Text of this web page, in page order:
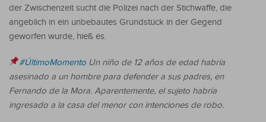
der Zwischenzeit sucht die Polizei nach der Stichwaffe, die
angeblich in ein unbebautes Grundstück in der Gegend
geworfen wurde, hieß es.
#ÚltimoMomento Un niño de 12 años de edad habría
asesinado a un hombre para defender a sus padres, en
Fernando de la Mora. Aparentemente, el sujeto habría
ingresado a la casa del menor con intenciones de robo.